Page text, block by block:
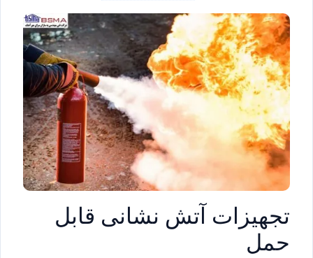
تجهیزات آتش نشانی قابل
حمل